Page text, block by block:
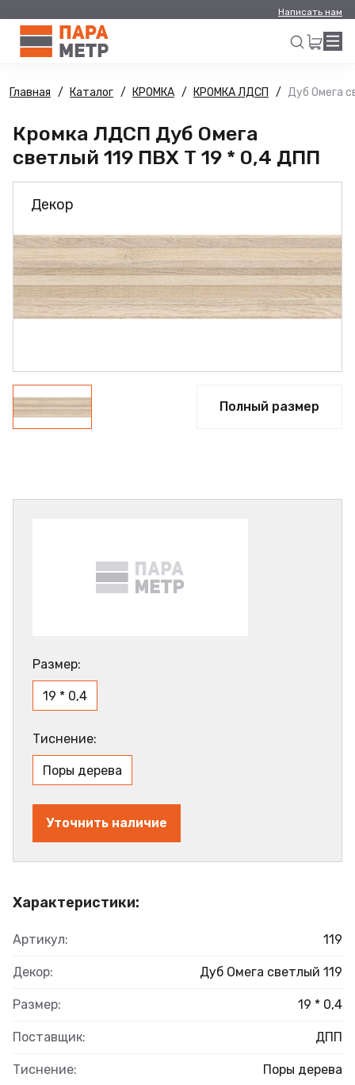
Написать нам
Искать
Главная Каталог КРОМКА КРОМКА ЛДСП Дуб Омега
Кромка ЛДСП Дуб Омега
светлый 119 ПВХ Т 19 * 0,4 ДПП
Декор
Полный размер
Характеристики:
Артикул: 119
Декор: Дуб Омега светлый 119
Размер: 19 * 0,4
Поставщик: ДПП
Тиснение: Поры дерева
Размер:
19 * 0,4
Тиснение:
Поры дерева
Уточнить наличие